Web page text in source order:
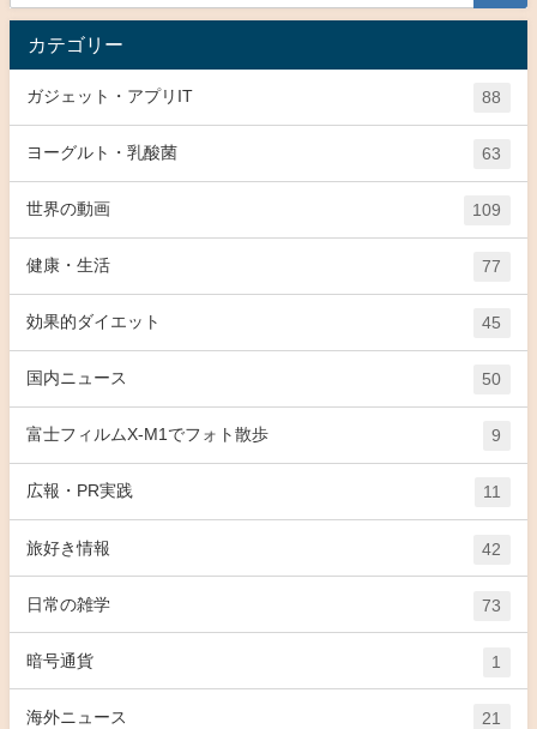
カテゴリー
ガジェット・アプリIT 88
ヨーグルト・乳酸菌 63
世界の動画 109
健康・生活 77
効果的ダイエット 45
国内ニュース 50
富士フィルムX-M1でフォト散歩 9
広報・PR実践 11
旅好き情報 42
日常の雑学 73
暗号通貨 1
海外ニュース 21